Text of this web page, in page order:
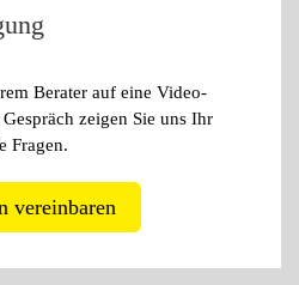
Berater auf eine Video-
zeigen Sie uns Ihr
Fragen.
vereinbaren